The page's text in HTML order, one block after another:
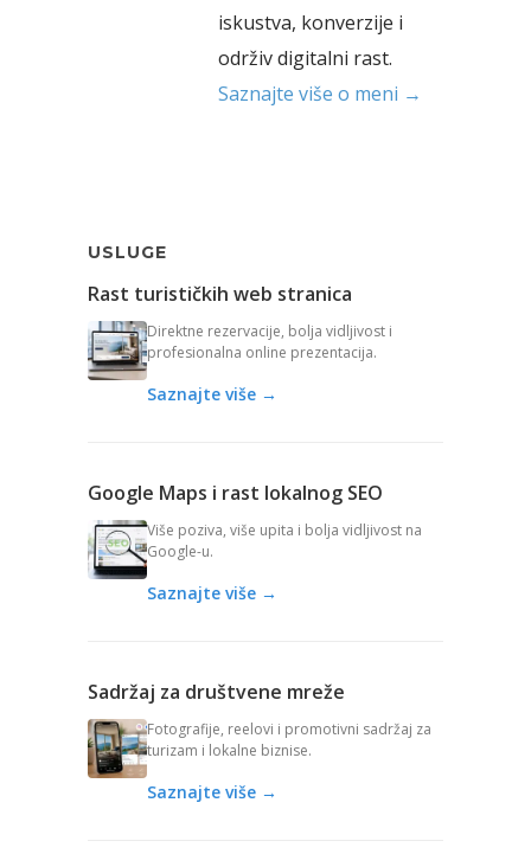
iskustva, konverzije i
održiv digitalni rast.
Saznajte više o meni →
USLUGE
Rast turističkih web stranica
Direktne rezervacije, bolja vidljivost i
profesionalna online prezentacija.
Saznajte više →
Google Maps i rast lokalnog SEO
Više poziva, više upita i bolja vidljivost na
Google-u.
Saznajte više →
Sadržaj za društvene mreže
Fotografije, reelovi i promotivni sadržaj za
turizam i lokalne biznise.
Saznajte više →